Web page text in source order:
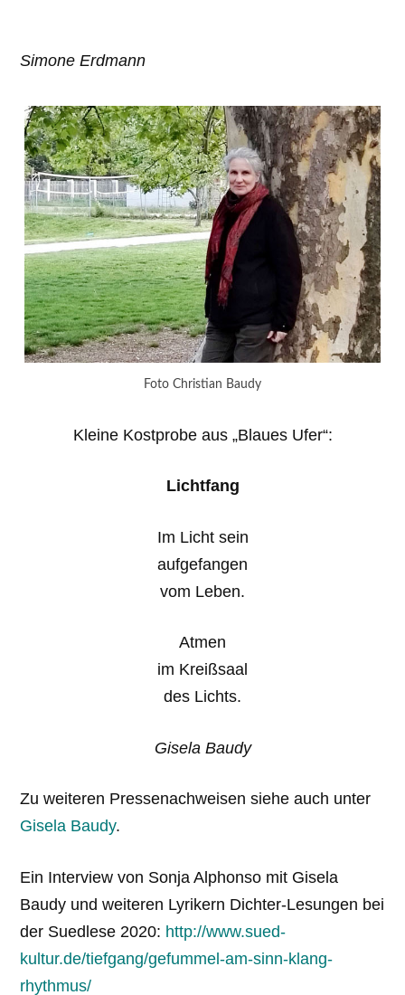
Simone Erdmann
Foto Christian Baudy
Kleine Kostprobe aus „Blaues Ufer“:
Lichtfang
Im Licht sein
aufgefangen
vom Leben.
Atmen
im Kreißsaal
des Lichts.
Gisela Baudy
Zu weiteren Pressenachweisen siehe auch unter
Gisela Baudy.
Ein Interview von Sonja Alphonso mit Gisela
Baudy und weiteren Lyrikern Dichter-Lesungen bei
der Suedlese 2020: http://www.sued-
kultur.de/tiefgang/gefummel-am-sinn-klang-
rhythmus/